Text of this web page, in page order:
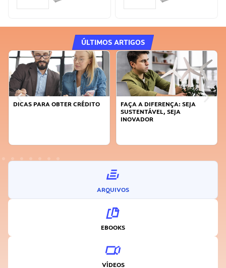
ÚLTIMOS ARTIGOS
DICAS PARA OBTER CRÉDITO
FAÇA A DIFERENÇA: SEJA
SUSTENTÁVEL, SEJA
INOVADOR
ARQUIVOS
EBOOKS
VÍDEOS